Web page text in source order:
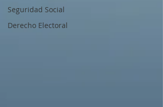
Seguridad Social
Derecho Electoral